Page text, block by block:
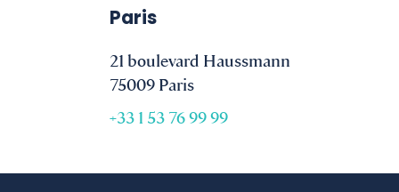
Paris
21 boulevard Haussmann
75009 Paris
+33 1 53 76 99 99